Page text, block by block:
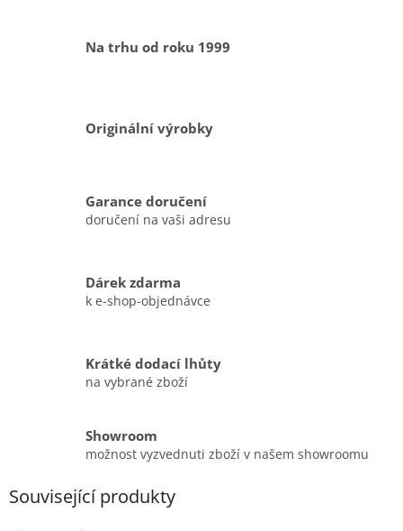
Na trhu od roku 1999
Originální výrobky
Garance doručení
doručení na vaši adresu
Dárek zdarma
k e-shop-objednávce
Krátké dodací lhůty
na vybrané zboží
Showroom
možnost vyzvednuti zboží v našem showroomu
Související produkty